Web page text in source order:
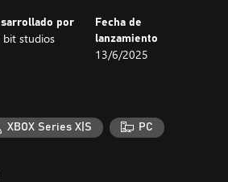
alternativas, con adornos plateados y
espacial del personaje principal
toque más futurista.
espacial llena de sonidos misteriosos y
profundas. En The Alters, el laureado
fuerzas con 11 bit studios para crear
por
bit studios
Fecha de
lanzamiento
13/6/2025
XBOX Series X|S PC